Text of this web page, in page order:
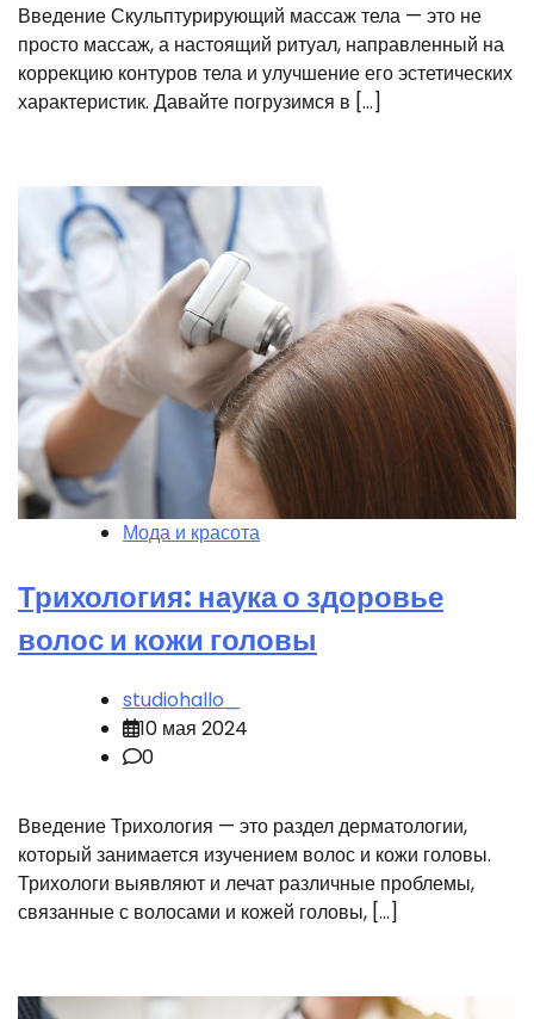
Введение Скульптурирующий массаж тела — это не
просто массаж, а настоящий ритуал, направленный на
коррекцию контуров тела и улучшение его эстетических
характеристик. Давайте погрузимся в […]
Мода и красота
Трихология: наука о здоровье
волос и кожи головы
studiohallo_
10 мая 2024
0
Введение Трихология — это раздел дерматологии,
который занимается изучением волос и кожи головы.
Трихологи выявляют и лечат различные проблемы,
связанные с волосами и кожей головы, […]